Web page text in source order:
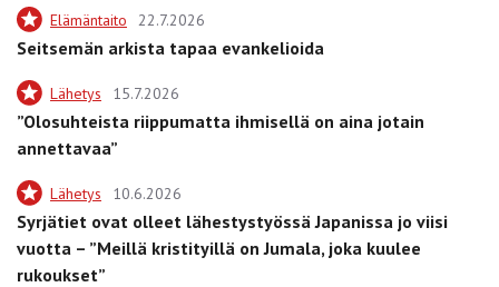
Elämäntaito 22.7.2026
Seitsemän arkista tapaa evankelioida
Lähetys 15.7.2026
”Olosuhteista riippumatta ihmisellä on aina jotain
annettavaa”
Lähetys 10.6.2026
Syrjätiet ovat olleet lähestystyössä Japanissa jo viisi
vuotta – ”Meillä kristityillä on Jumala, joka kuulee
rukoukset”